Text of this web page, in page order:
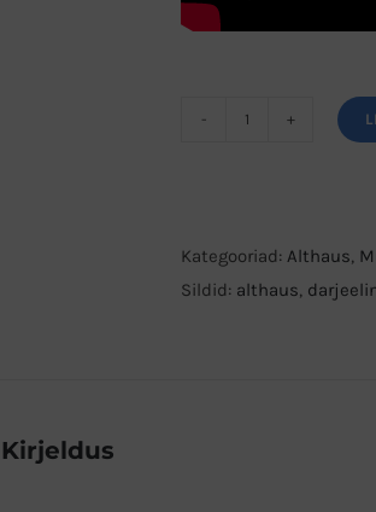
tee
kogus
Kategooriad: Althaus
Sildid: althaus
Kirjeldus